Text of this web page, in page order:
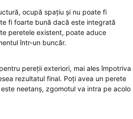
ocupă spațiu și nu poate fi
fi foarte bună dacă este integrată
peretele existent, poate aduce
într-un buncăr.
pereții exteriori, mai ales împotriva
rezultatul final. Poți avea un perete
neetanș, zgomotul va intra pe acolo